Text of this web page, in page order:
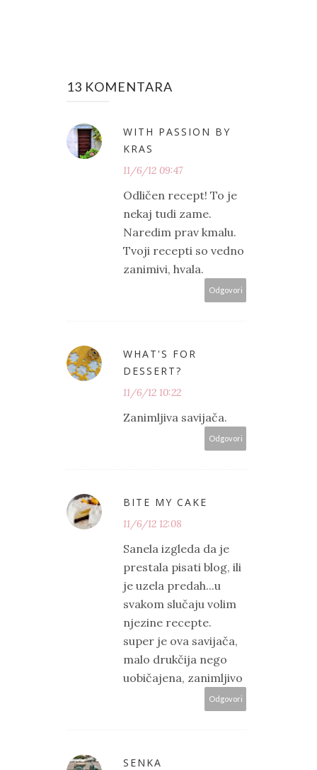
13 KOMENTARA
WITH PASSION BY
KRAS
11/6/12 09:47
Odličen recept! To je
nekaj tudi zame.
Naredim prav kmalu.
Tvoji recepti so vedno
zanimivi, hvala.
Odgovori
WHAT'S FOR
DESSERT?
11/6/12 10:22
Zanimljiva savijača.
Odgovori
BITE MY CAKE
11/6/12 12:08
Sanela izgleda da je
prestala pisati blog, ili
je uzela predah...u
svakom slučaju volim
njezine recepte.
super je ova savijača,
malo drukčija nego
uobičajena, zanimljivo
Odgovori
SENKA